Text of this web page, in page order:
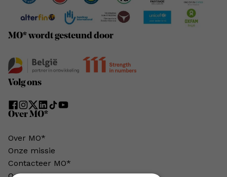
MO* wordt gesteund door
Volg ons
Over MO*
Over MO*
Onze missie
Contacteer MO*